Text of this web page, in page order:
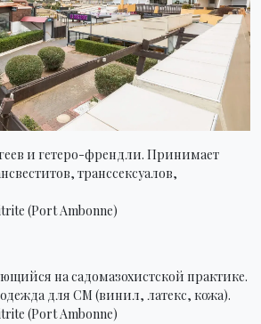
и гетеро-френдли. Принимает
транссексуалов,
(Port Ambonne)
на садомазохистской практике.
для СМ (винил, латекс, кожа).
(Port Ambonne)